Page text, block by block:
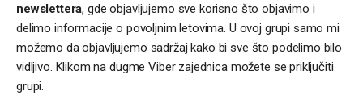
newslettera, gde objavljujemo sve korisno što objavimo i
delimo informacije o povoljnim letovima. U ovoj grupi samo mi
možemo da objavljujemo sadržaj kako bi sve što podelimo bilo
vidljivo. Klikom na dugme Viber zajednica možete se priključiti
grupi.